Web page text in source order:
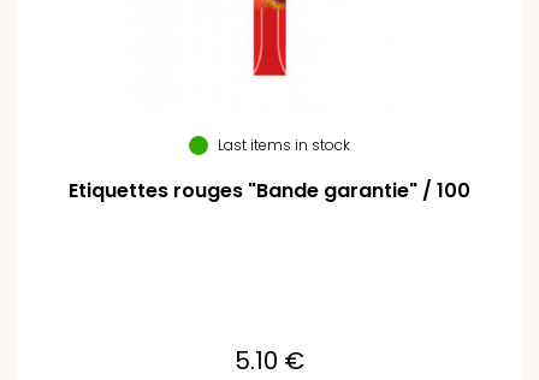
Last items in stock
Etiquettes rouges "Bande garantie" / 100
5.10 €